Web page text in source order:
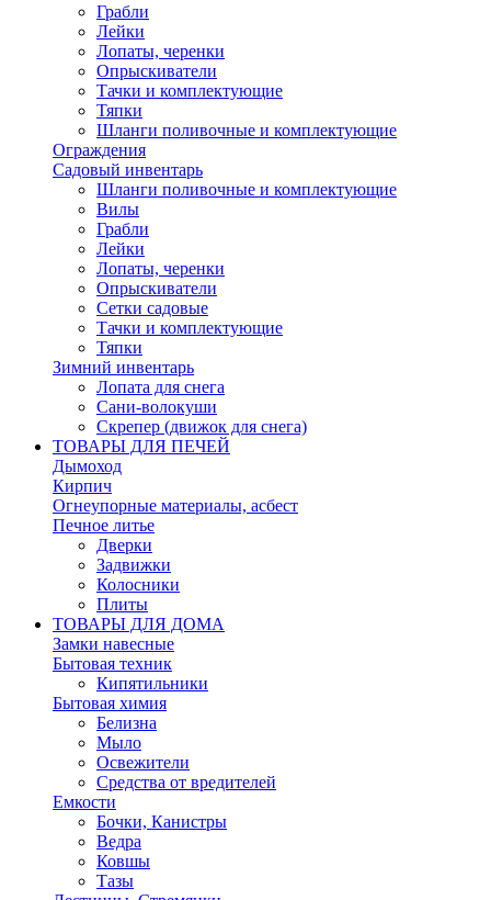
Грабли
Лейки
Лопаты, черенки
Опрыскиватели
Тачки и комплектующие
Тяпки
Шланги поливочные и комплектующие
Ограждения
Садовый инвентарь
Шланги поливочные и комплектующие
Вилы
Грабли
Лейки
Лопаты, черенки
Опрыскиватели
Сетки садовые
Тачки и комплектующие
Тяпки
Зимний инвентарь
Лопата для снега
Сани-волокуши
Скрепер (движок для снега)
ТОВАРЫ ДЛЯ ПЕЧЕЙ
Дымоход
Кирпич
Огнеупорные материалы, асбест
Печное литье
Дверки
Задвижки
Колосники
Плиты
ТОВАРЫ ДЛЯ ДОМА
Замки навесные
Бытовая техник
Кипятильники
Бытовая химия
Белизна
Мыло
Освежители
Средства от вредителей
Емкости
Бочки, Канистры
Ведра
Ковшы
Тазы